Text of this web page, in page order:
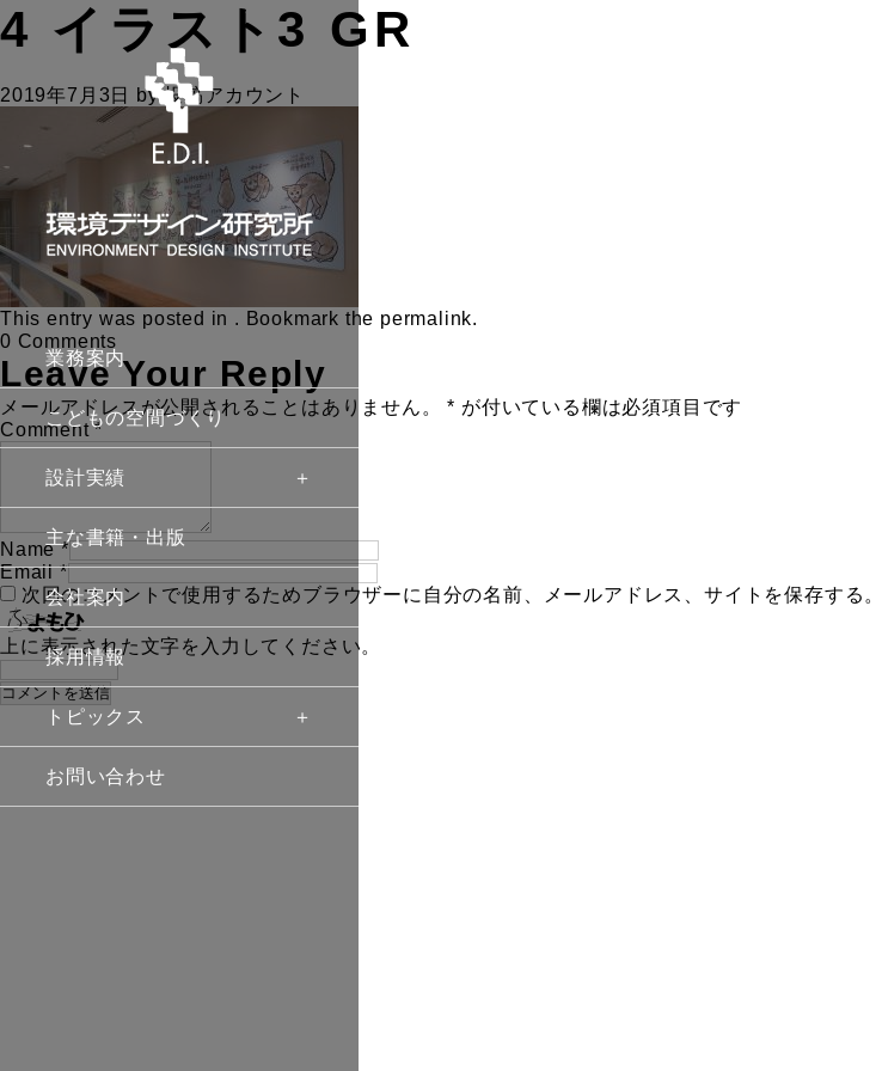
業務案内
こどもの空間づくり
設計実績
主な書籍・出版
会社案内
採用情報
トピックス
お問い合わせ
4 イラスト3 GR
2019年7月3日 by投稿アカウント
This entry was posted in . Bookmark the permalink.
0 Comments
Leave Your Reply
メールアドレスが公開されることはありません。 * が付いている欄は必須項目です
Comment *
Name *
Email *
次回のコメントで使用するためブラウザーに自分の名前、メールアドレス、サイトを保存する。
上に表示された文字を入力してください。